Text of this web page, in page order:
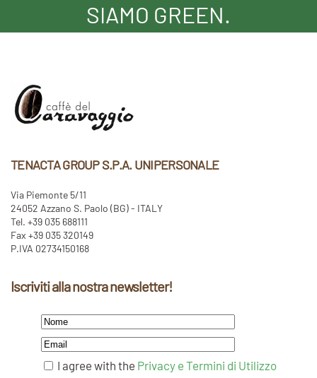
SIAMO GREEN.
TENACTA GROUP S.P.A. UNIPERSONALE
Via Piemonte 5/11
24052 Azzano S. Paolo (BG) - ITALY
Tel. +39 035 688111
Fax +39 035 320149
P.IVA 02734150168
Iscriviti alla nostra newsletter!
I agree with the Privacy e Termini di Utilizzo